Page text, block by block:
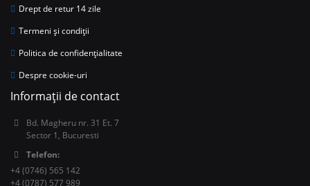
Drept de retur 14 zile
Termeni și condiții
Politica de confidențialitate
Despre cookie-uri
Informații de contact
Bd. Magheru nr. 31 Et. 7
Sector 1, Bucuresti
Telefon:
+4 (0746) 565 142
+4 (0787) 577 989